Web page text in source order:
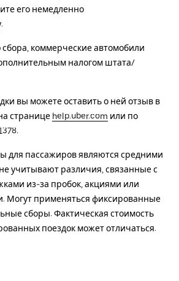
его немедленно
коммерческие автомобили
налогом штата/
вы можете оставить о ней отзыв в
странице help.uber.com или по
для пассажиров являются средними
учитывают различия, связанные с
из-за пробок, акциями или
Могут применяться фиксированные
сборы. Фактическая стоимость
поездок может отличаться.